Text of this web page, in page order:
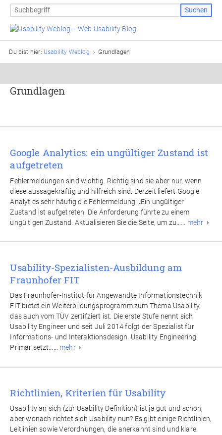
Du bist hier: Usability Weblog Grundlagen
Grundlagen
Google Analytics: ein ungültiger Zustand ist
aufgetreten
Fehlermeldungen sind wichtig. Richtig sind sie aber nur, wenn
diese aussagekräftig und hilfreich sind. Derzeit liefert Google
Analytics sehr häufig die Fehlermeldung: „Ein ungültiger
Zustand ist aufgetreten. Die Anforderung führte zu einem
ungültigen Zustand. Aktualisieren Sie die Seite, um zu…… mehr
Usability-Spezialisten-Ausbildung am
Fraunhofer FIT
Das Fraunhofer-Institut für Angewandte Informationstechnik
FIT bietet ein Weiterbildungsprogramm zum Thema Usability,
das auch vom TÜV zertifziert ist. Die erste Stufe nennt sich
Usability Engineer und seit Juli 2014 folgt der Spezialist für
Informations- und Interaktionsdesign. Usability Engineering
Primär setzt…… mehr
Richtlinien, Kriterien für Usability
Usability an sich (zur Usability Definition) ist ja gut und schön,
aber wonach richtet sich Usability nun? Es gibt einige Richtlinien,
Leitlinien sowie Verordnungen, die anerkannt sind und klare